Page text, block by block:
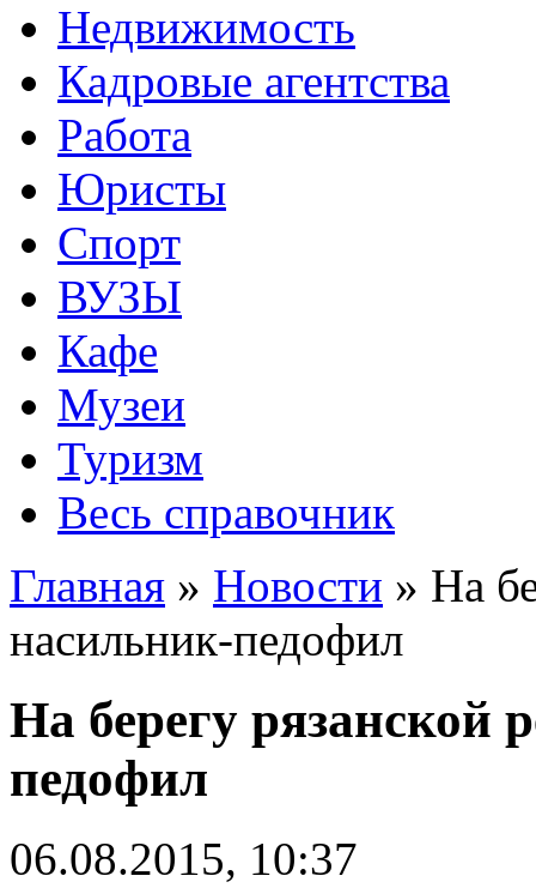
Недвижимость
Кадровые агентства
Работа
Юристы
Спорт
ВУЗЫ
Кафе
Музеи
Туризм
Весь справочник
Главная » Новости » На
насильник-педофил
На берегу рязанской
педофил
06.08.2015, 10:37